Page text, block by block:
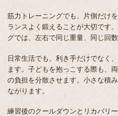
筋力トレーニングでも、片側だけ
ランスよく鍛えることが大切です
グでは、左右で同じ重量、同じ回数
日常生活でも、利き手だけでなく
ます。子どもを抱っこする際も、
の負担を分散させます。小さな積
ながります。
練習後のクールダウンとリカバリー